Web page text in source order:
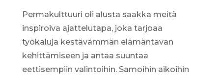
Permakulttuuri oli alusta saakka meitä
inspiroiva ajattelutapa, joka tarjoaa
työkaluja kestävämmän elämäntavan
kehittämiseen ja antaa suuntaa
eettisempiin valintoihin. Samoihin aikoihin